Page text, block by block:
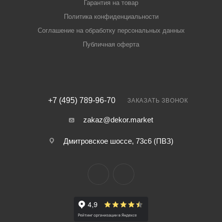
Гарантия на товар
Политика конфиденциальности
Соглашение на обработку персональных данных
Публичная оферта
+7 (495) 789-96-70 ЗАКАЗАТЬ ЗВОНОК
zakaz@dekor.market
Дмитровское шоссе, 73с6 (ПВЗ)